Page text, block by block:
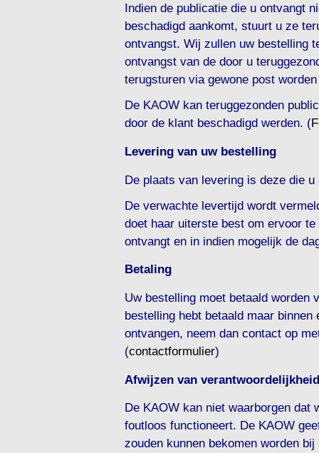
Indien de publicatie die u ontvangt
beschadigd aankomt, stuurt u ze
ontvangst. Wij zullen uw bestelling
ontvangst van de door u
terugsturen via gewone post
De KAOW kan teruggezonden
door de klant beschadigd werden. (
Levering van uw bestelling
De plaats van levering is deze die
De verwachte levertijd wordt
doet haar uiterste best om ervoor
ontvangt en in indien mogelijk de
Betaling
Uw bestelling moet betaald worden
bestelling hebt betaald maar
ontvangen, neem dan contact op
(contactformulier)
Afwijzen van
De KAOW kan niet waarborgen dat
foutloos functioneert. De KAOW
zouden kunnen bekomen worden